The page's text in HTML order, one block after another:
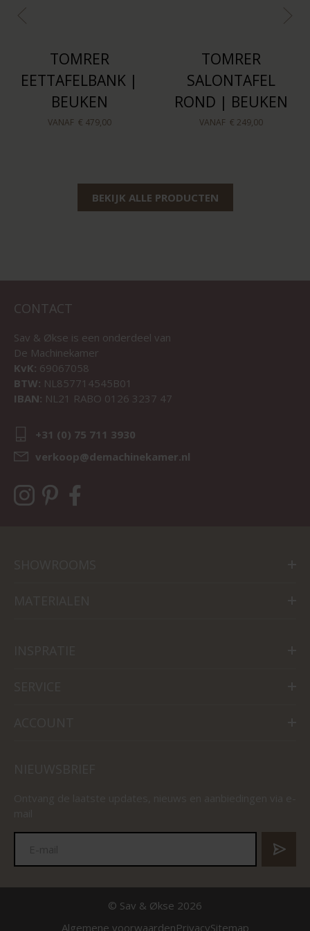
TOMRER
EETTAFELBANK |
BEUKEN
VANAF € 479,00
TOMRER
SALONTAFEL
ROND | BEUKEN
VANAF € 249,00
BEKIJK ALLE PRODUCTEN
CONTACT
Sav & Økse is een onderdeel van
De Machinekamer
KvK: 69067058
BTW: NL857714545B01
IBAN: NL21 RABO 0126 3237 47
+31 (0) 75 711 3930
verkoop@demachinekamer.nl
© Sav & Økse 2026
Algemene voorwaardenPrivacySitemap